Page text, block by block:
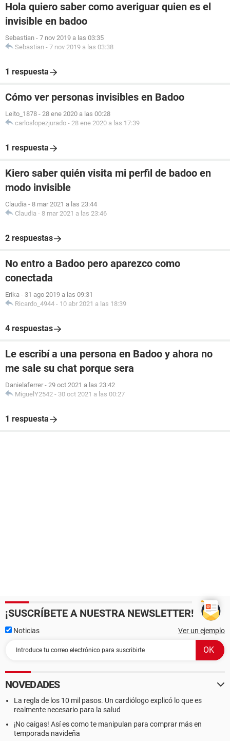
Hola quiero saber como averiguar quien es el
invisible en badoo
Sebastian - 7 nov 2019 a las 03:35
Sebastian - 7 nov 2019 a las 03:38
1 respuesta
Cómo ver personas invisibles en Badoo
Leito_1878 - 28 ene 2020 a las 00:28
carloslopezjurado - 28 ene 2020 a las 17:39
1 respuesta
Kiero saber quién visita mi perfil de badoo en
modo invisible
Claudia - 8 mar 2021 a las 23:44
Claudia - 8 mar 2021 a las 23:46
2 respuestas
No entro a Badoo pero aparezco como
conectada
Erika - 31 ago 2019 a las 09:31
Ricardo_4944 - 10 abr 2021 a las 18:39
4 respuestas
Le escribí a una persona en Badoo y ahora no
me sale su chat porque sera
Danielaferrer - 29 oct 2021 a las 23:42
MiguelY2542 - 30 oct 2021 a las 00:27
1 respuesta
¡SUSCRÍBETE A NUESTRA NEWSLETTER!
Noticias Ver un ejemplo
NOVEDADES
La regla de los 10 mil pasos. Un cardiólogo explicó lo que es
realmente necesario para la salud
¡No caigas! Así es como te manipulan para comprar más en
temporada navideña